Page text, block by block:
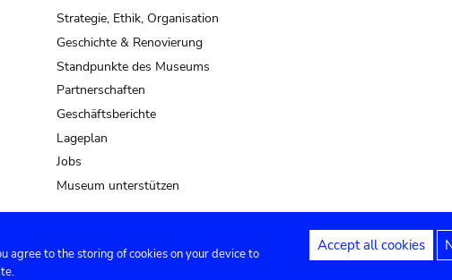
Strategie, Ethik, Organisation
Geschichte & Renovierung
Standpunkte des Museums
Partnerschaften
Geschäftsberichte
Lageplan
Jobs
Museum unterstützen
Kontakt Privacy settings Rechtliche
agree to the storing of cookies on your device to
Accept all cookies